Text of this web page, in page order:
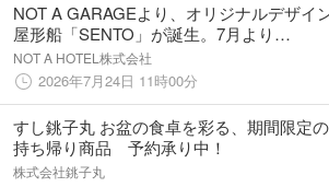
NOT A GARAGEより、オリジナルデザイ
屋形船「SENTO」が誕生。7月より
SETOUCHIで運航開始。海上ならではの新
な食体験を提供
NOT A HOTEL株式会社
2026年7月24日 11時00分
すし銚子丸 お盆の食卓を彩る、期間限定
持ち帰り商品 予約承り中！
株式会社銚子丸